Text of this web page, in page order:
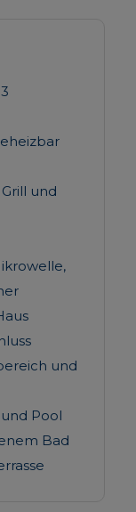
und
und
Pool
Bad